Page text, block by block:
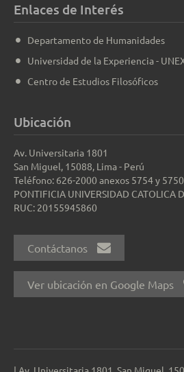
Enlaces de Interés
Departamento de Humanidades
Universidad de la Experiencia -
Centro de Estudios Filosóficos
Ubicación
Av. Universitaria 1801
San Miguel, 15088, Lima - Perú
Teléfono: 626-2000 anexos 5754 y 5750
PONTIFICIA UNIVERSIDAD CATOLICA
RUC: 20155945860
Contáctanos
Ver ubicación en Google Maps